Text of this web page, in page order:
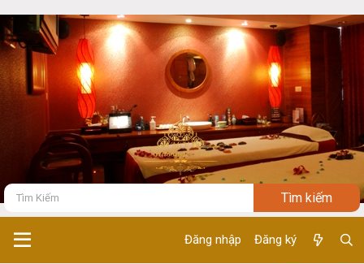
Đăng nhập Đăng ký